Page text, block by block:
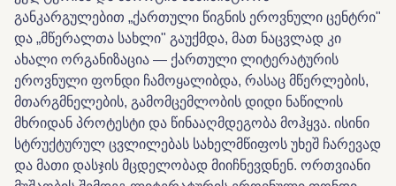
განკარგულებით „ქართული წიგნის ეროვნული ცენტრი"
და „მწერალთა სახლი" გაუქმდა, მათ ნაცვლად კი
ახალი ორგანიზაცია — ქართული ლიტერატურის
ეროვნული ფონდი ჩამოყალიბდა, რასაც მწერლების,
მთარგმნელების, გამომცემლობის დიდი ნაწილის
მხრიდან პროტესტი და წინააღმდეგობა მოჰყვა. ისინი
სტრუქტურულ ცვლილებას სახელმწიფოს უხეშ ჩარევად
და მათი დასჯის მცდელობად მიიჩნევდნენ. ორთვიანი